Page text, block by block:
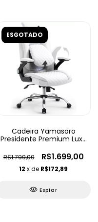
ESGOTADO
Cadeira Yamasoro
Presidente Premium Luxo
R$1.799,00 R$1.699,00
12 x de R$172,89
Espiar